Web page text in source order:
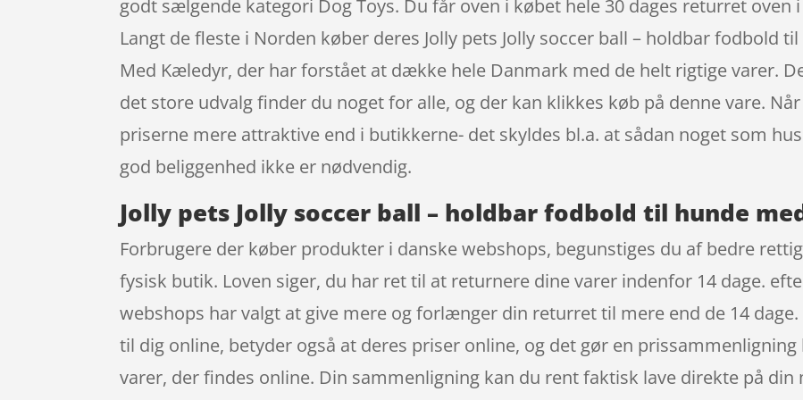
godt sælgende kategori Dog Toys. Du får oven i købet hele 30 dages returret oven
Langt de fleste i Norden køber deres Jolly pets Jolly soccer ball – holdbar fodbold
Med Kæledyr, der har forstået at dække hele Danmark med de helt rigtige varer.
det store udvalg finder du noget for alle, og der kan klikkes køb på denne vare.
priserne mere attraktive end i butikkerne- det skyldes bl.a. at sådan noget som
god beliggenhed ikke er nødvendig.
Jolly pets Jolly soccer ball – holdbar fodbold til hunde
Forbrugere der køber produkter i danske webshops, begunstiges du af bedre
fysisk butik. Loven siger, du har ret til at returnere dine varer indenfor 14 dage.
webshops har valgt at give mere og forlænger din returret til mere end de 14
til dig online, betyder også at deres priser online, og det gør en
varer, der findes online. Din sammenligning kan du rent faktisk lave direkte på